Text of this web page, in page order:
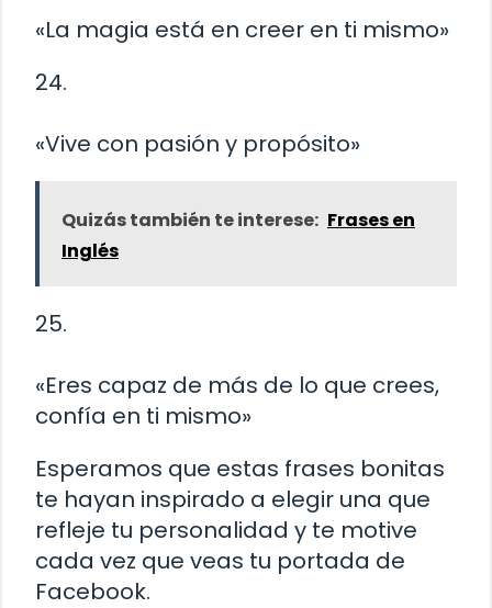
«La magia está en creer en ti mismo»
24.
«Vive con pasión y propósito»
Quizás también te interese: Frases en
Inglés
25.
«Eres capaz de más de lo que crees,
confía en ti mismo»
Esperamos que estas frases bonitas
te hayan inspirado a elegir una que
refleje tu personalidad y te motive
cada vez que veas tu portada de
Facebook.